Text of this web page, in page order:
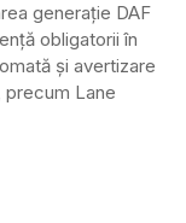
generație DAF
obligatorii în
și avertizare
precum Lane